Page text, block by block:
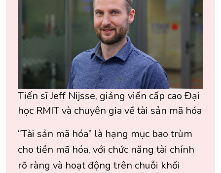
Tiến sĩ Jeff Nijsse, giảng viến cấp cao Đại
học RMIT và chuyên gia về tài sản mã hóa
“Tài sản mã hóa” là hạng mục bao trùm
cho tiền mã hóa, với chức năng tài chính
rõ ràng và hoạt động trên chuỗi khối